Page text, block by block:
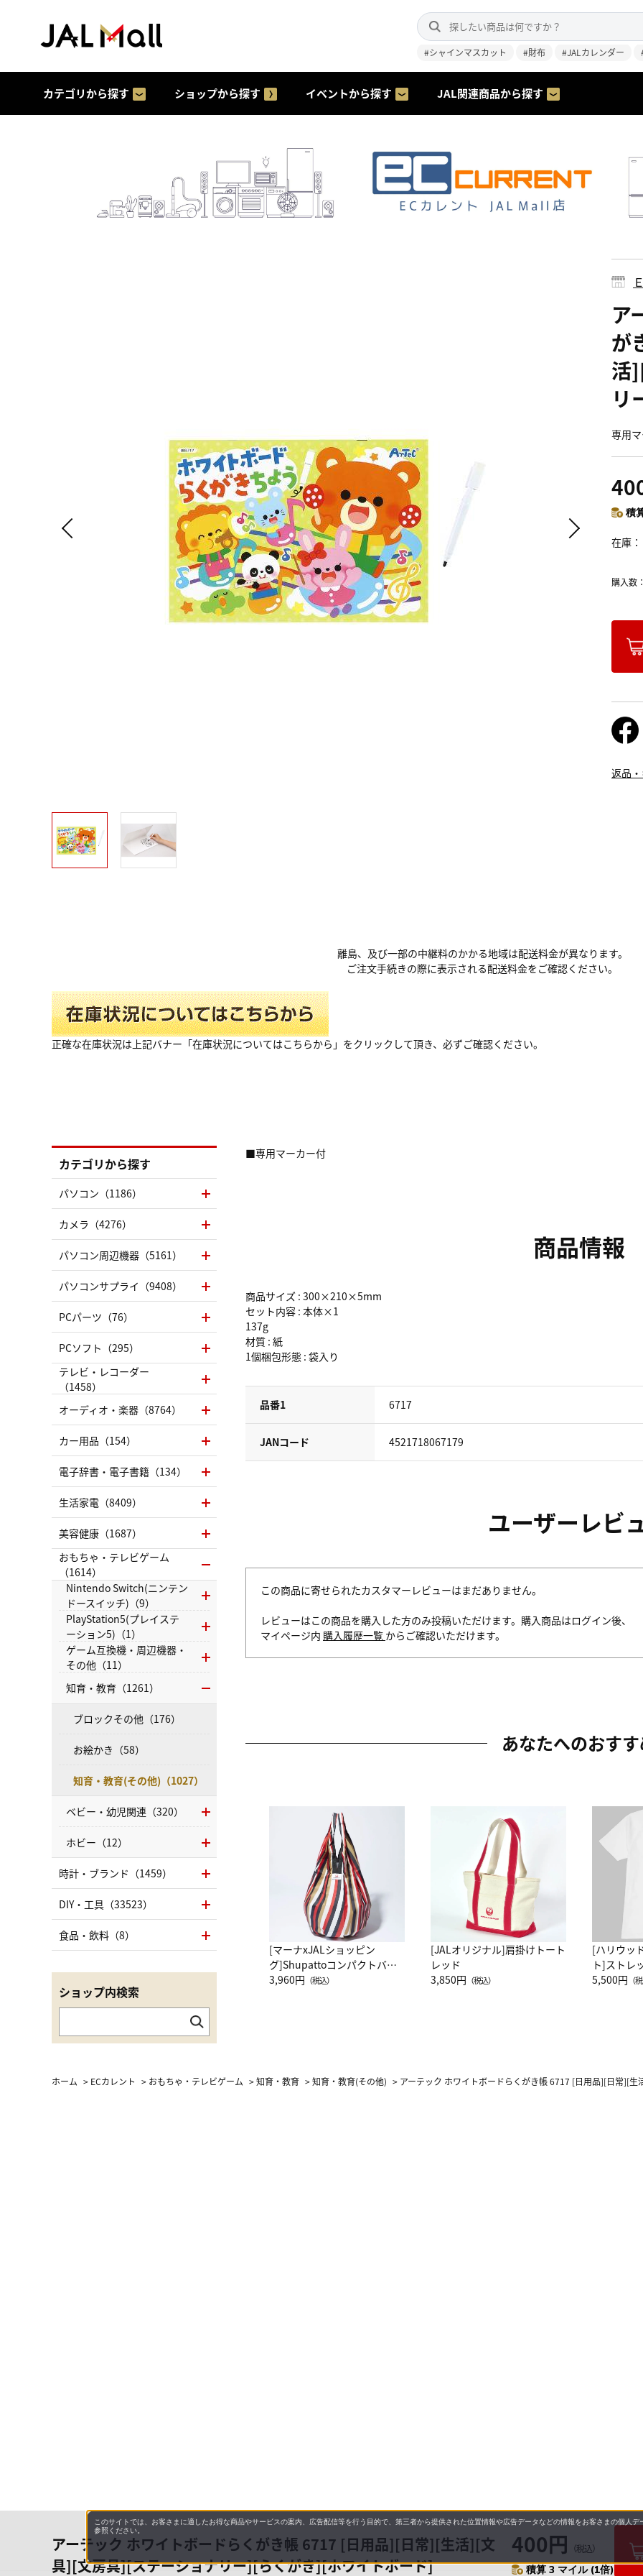
#シャインマスカット #財布 #JALカレンダー
カテゴリから探す ショップから探す イベントから探す JAL関連商品から探す
ア
が
活
リ
専用
積
在庫
購入数
アーテック ホワイトボードらくがき帳 6717 [日用品][日常][生活][文
具][文房具][ステーショナリー][らくがき][ホワイトボード]
400円 （税込）
積算 3 マイル (1倍)
返品
離島、及び一部の中継料のかかる地域は配送料金が異なります。
ご注文手続きの際に表示される配送料金をご確認ください。
正確な在庫状況は上記バナー「在庫状況についてはこちらから」をクリックして頂き、必ずご確認ください。
■専用マーカー付
商品情報
商品サイズ : 300×210×5mm
セット内容 : 本体×1
137g
材質 : 紙
1個梱包形態 : 袋入り
品番1 6717
JANコード 4521718067179
ユーザーレビ
この商品に寄せられたカスタマーレビューはまだありません。
レビューはこの商品を購入した方のみ投稿いただけます。購入商品はログイン後、
マイページ内 購入履歴一覧 からご確認いただけます。
あなたへのおす
[マーナxJALショッピン
グ]Shupattoコンパクトバッ
グ Drop JAL客室乗務員
3,960円 （税込）
[JALオリジナル]肩掛けトート
レッド
3,850円 （税込）
[ハリウッ
ト]ストレ
ーネック
5,500円 （
カテゴリから探す
パソコン（1186）
カメラ（4276）
パソコン周辺機器（5161）
パソコンサプライ（9408）
PCパーツ（76）
PCソフト（295）
テレビ・レコーダー
（1458）
オーディオ・楽器（8764）
カー用品（154）
電子辞書・電子書籍（134）
生活家電（8409）
美容健康（1687）
おもちゃ・テレビゲーム
（1614）
Nintendo Switch(ニンテン
ドースイッチ)（9）
PlayStation5(プレイステ
ーション5)（1）
ゲーム互換機・周辺機器・
その他（11）
知育・教育（1261）
ブロックその他（176）
お絵かき（58）
知育・教育(その他)（1027）
ベビー・幼児関連（320）
ホビー（12）
時計・ブランド（1459）
DIY・工具（33523）
食品・飲料（8）
ショップ内検索
ホーム > ECカレント > おもちゃ・テレビゲーム >知育・教育 >知育・教育(その他) > アーテック ホワイトボードらくがき帳 6717 [日用品][日常][
このサイトでは、お客さまに適したお得な商品やサービスの案内、広告配信等を行う目的で、第三者から提供された位置情報や広告データなどの情報をお客さまの個人
参照ください。